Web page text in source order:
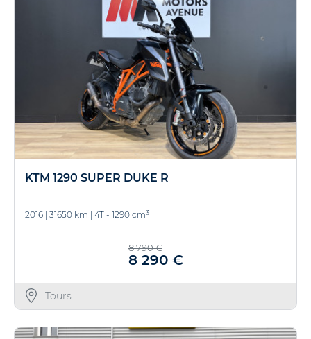
KTM 1290 SUPER DUKE R
2016 31650 km 4T - 1290 cm3
8 790 €
8 290 €
Tours